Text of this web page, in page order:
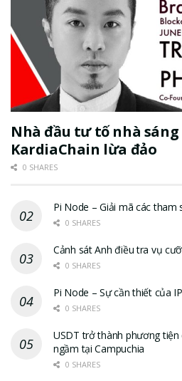
Nhà đầu tư tố nhà sáng
KardiaChain lừa đảo
0 SHARES
Pi Node – Giải mã các tham
0 SHARES
Cảnh sát Anh điều tra vụ
0 SHARES
Pi Node – Sự cần thiết của
0 SHARES
USDT trở thành phương
ngầm tại Campuchia
0 SHARES